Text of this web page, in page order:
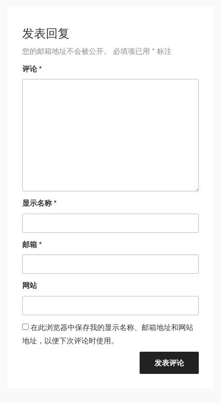
发表回复
您的邮箱地址不会被公开。 必填项已用 * 标注
评论*
显示名称*
邮箱*
网站
在此浏览器中保存我的显示名称、邮箱地址和网站
地址，以便下次评论时使用。